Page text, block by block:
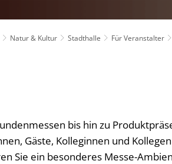
Natur & Kultur Stadthalle Für Veranstalter
bis hin zu
Gäste, Kolleginnen und
Sie ein besonderes Messe-